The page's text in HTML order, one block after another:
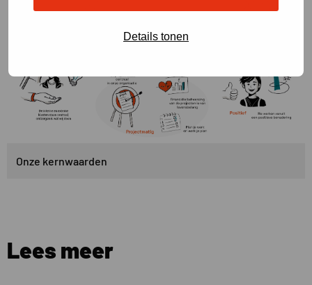
Details tonen
Onze kernwaarden
Lees meer